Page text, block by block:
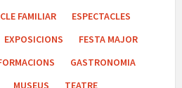
FAMILIAR
ESPECTACLES
EXPOSICIONS
FESTA MAJOR
GASTRONOMIA
MUSEUS
TEATRE